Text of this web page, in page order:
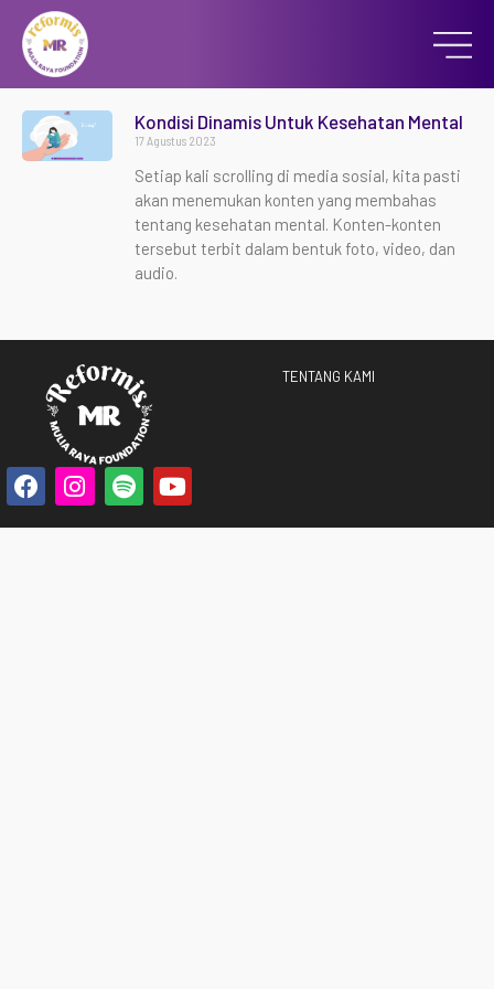
Kondisi Dinamis Untuk Kesehatan Mental
17 Agustus 2023
Setiap kali scrolling di media sosial, kita pasti
akan menemukan konten yang membahas
tentang kesehatan mental. Konten-konten
tersebut terbit dalam bentuk foto, video, dan
audio.
TENTANG KAMI